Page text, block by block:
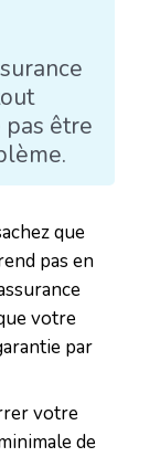
être
que
pas en
votre
par
votre
de